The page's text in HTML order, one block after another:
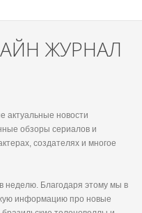
ЖУРНАЛ
актуальные новости
обзоры сериалов и
создателях и многое
неделю. Благодаря этому мы в
информацию про новые